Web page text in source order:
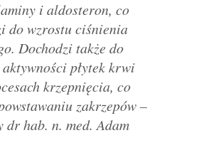
i aldosteron, co
do wzrostu ciśnienia
Dochodzi także do
płytek krwi
krzepnięcia, co
zakrzepów –
dr hab. n. med. Adam